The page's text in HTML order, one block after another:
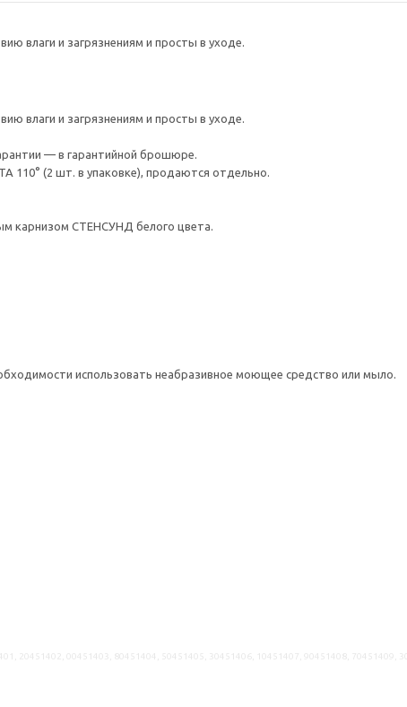
влаги и загрязнениям и просты в уходе.
влаги и загрязнениям и просты в уходе.
— в гарантийной брошюре.
110° (2 шт. в упаковке), продаются отдельно.
карнизом СТЕНСУНД белого цвета.
использовать неабразивное моющее средство или мыло.